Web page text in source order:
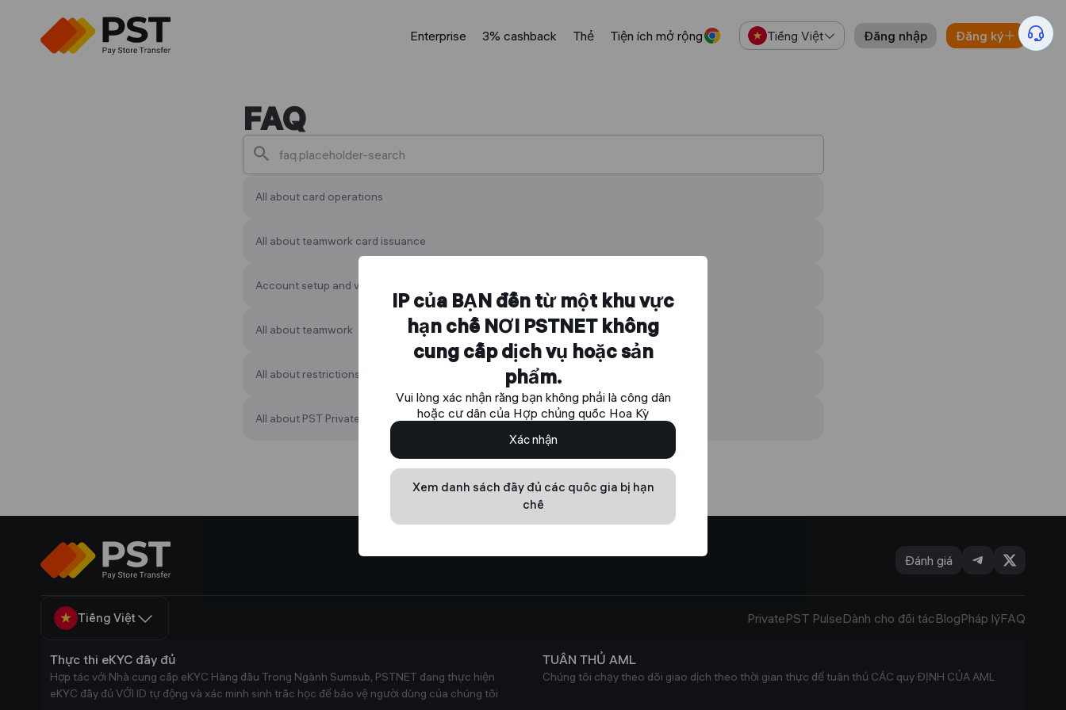
IP của BẠN đến từ một khu vực
hạn chế NƠI PSTNET không
cung cấp dịch vụ hoặc sản
phẩm.
Vui lòng xác nhận rằng bạn không phải là công dân
hoặc cư dân của Hợp chủng quốc Hoa Kỳ
Xác nhận
Xem danh sách đầy đủ các quốc gia bị hạn
chế
Enterprise 3% cashback Thẻ Tiện ích mở rộng Tiếng Việt Đăng nhập Đăng ký
FAQ
All about card operations
All about teamwork сard issuance
Account setup and verification
All about teamwork
All about restrictions
All about PST Private
Đánh giá
Tiếng Việt PrivatePST PulseDành cho đối tácBlogPháp lýFAQ
Thực thi eKYC đầy đủ
Hợp tác với Nhà cung cấp eKYC Hàng đầu Trong Ngành Sumsub, PSTNET đang thực hiện
eKYC đầy đủ VỚI ID tự động và xác minh sinh trắc học để bảo vệ người dùng của chúng tôi
TUÂN THỦ AML
Chúng tôi chạy theo dõi giao dịch theo thời gian thực để tuân thủ CÁC quy ĐỊNH CỦA AML